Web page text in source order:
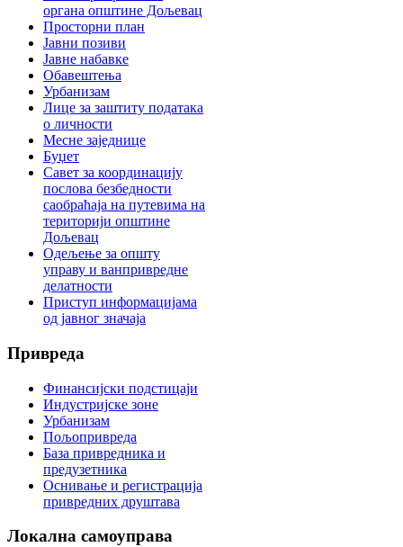
органа општине Дољевац
Просторни план
Јавни позиви
Јавне набавке
Обавештења
Урбанизам
Лице за заштиту података
о личности
Месне заједнице
Буџет
Савет за координацију
послова безбедности
саобраћаја на путевима на
територији општине
Дољевац
Одељење за општу
управу и ванпривредне
делатности
Приступ информацијама
од јавног значаја
Привреда
Финансијски подстицаји
Индустријске зоне
Урбанизам
Пољопривреда
База привредника и
предузетника
Оснивање и регистрација
привредних друштава
Локална самоуправа